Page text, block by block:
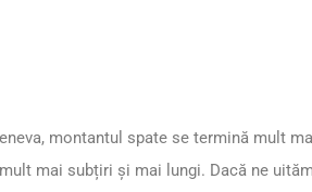
montantul spate se termină mult
mai subțiri și mai lungi. Dacă ne